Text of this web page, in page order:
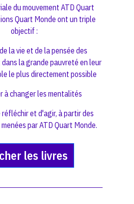
du mouvementATD Quart
Quart Monde ont un triple
objectif :
la vie et de la pensée des
la grande pauvreté en leur
le plus directement possible
à changer les mentalités
et d'agir, à partir des
par ATD Quart Monde.
les livres